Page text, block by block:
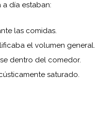
día estaban:
las comidas.
el volumen general.
dentro del comedor.
saturado.